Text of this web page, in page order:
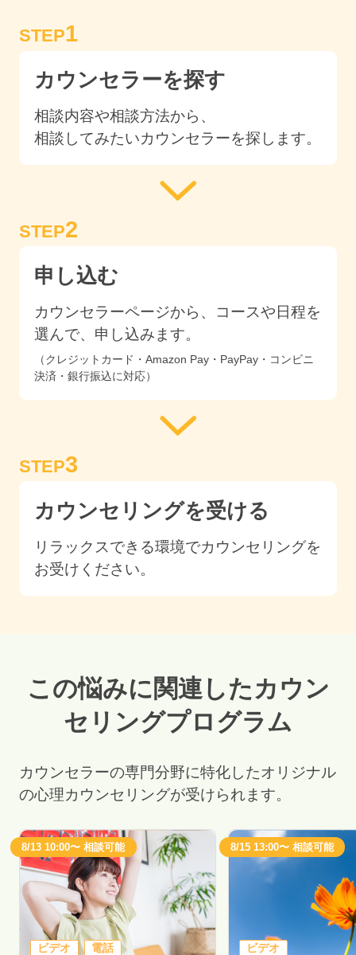
STEP1
カウンセラーを探す
相談内容や相談方法から、
相談してみたいカウンセラーを探します。
STEP2
申し込む
カウンセラーページから、コースや日程を
選んで、申し込みます。
（クレジットカード・Amazon Pay・PayPay・コンビニ
決済・銀行振込に対応）
STEP3
カウンセリングを受ける
リラックスできる環境でカウンセリングを
お受けください。
この悩みに関連したカウン
セリングプログラム
カウンセラーの専門分野に特化したオリジナル
の心理カウンセリングが受けられます。
8/13 10:00〜 相談可能
ビデオ 電話
8/15 13:00〜 相談可能
ビデオ